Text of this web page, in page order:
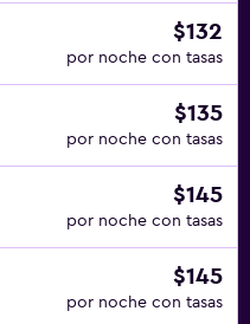
$132
por noche con tasas
$135
por noche con tasas
$145
por noche con tasas
$145
por noche con tasas